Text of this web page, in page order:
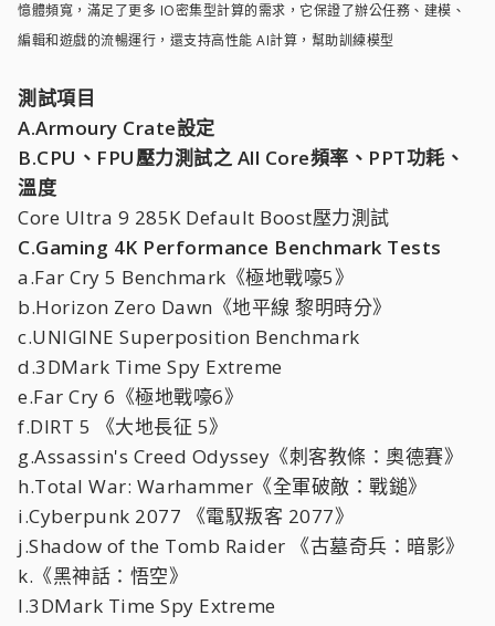
憶體頻寬，滿足了更多 IO密集型計算的需求，它保證了辦公任務、建模、
編輯和遊戲的流暢運行，還支持高性能 AI計算，幫助訓練模型
測試項目
A.Armoury Crate設定
B.CPU、FPU壓力測試之 All Core頻率、PPT功耗、
溫度
Core Ultra 9 285K Default Boost壓力測試
C.Gaming 4K Performance Benchmark Tests
a.Far Cry 5 Benchmark《極地戰嚎5》
b.Horizon Zero Dawn《地平線 黎明時分》
c.UNIGINE Superposition Benchmark
d.3DMark Time Spy Extreme
e.Far Cry 6《極地戰嚎6》
f.DIRT 5 《大地長征 5》
g.Assassin's Creed Odyssey《刺客教條：奧德賽》
h.Total War: Warhammer《全軍破敵：戰鎚》
i.Cyberpunk 2077 《電馭叛客 2077》
j.Shadow of the Tomb Raider 《古墓奇兵：暗影》
k.《黑神話：悟空》
l.3DMark Time Spy Extreme